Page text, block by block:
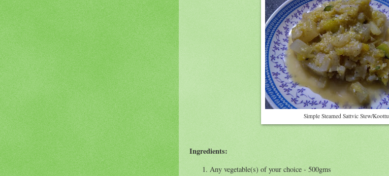
Simple Steamed Sattvic Stew/Koottu
Ingredients:
Any vegetable(s) of your choice - 500gms